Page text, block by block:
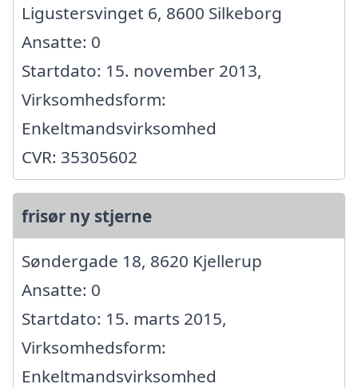
Ligustersvinget 6, 8600 Silkeborg
Ansatte: 0
Startdato: 15. november 2013,
Virksomhedsform:
Enkeltmandsvirksomhed
CVR: 35305602
frisør ny stjerne
Søndergade 18, 8620 Kjellerup
Ansatte: 0
Startdato: 15. marts 2015,
Virksomhedsform:
Enkeltmandsvirksomhed